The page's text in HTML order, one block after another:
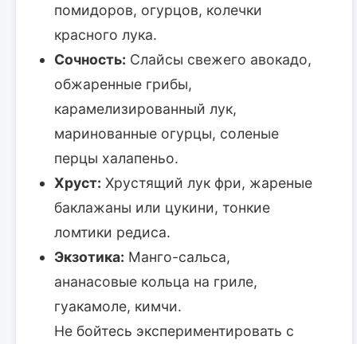
помидоров, огурцов, колечки
красного лука.
Сочность: Слайсы свежего авокадо,
обжаренные грибы,
карамелизированный лук,
маринованные огурцы, соленые
перцы халапеньо.
Хруст: Хрустящий лук фри, жареные
баклажаны или цукини, тонкие
ломтики редиса.
Экзотика: Манго-сальса,
ананасовые кольца на гриле,
гуакамоле, кимчи.
Не бойтесь экспериментировать с